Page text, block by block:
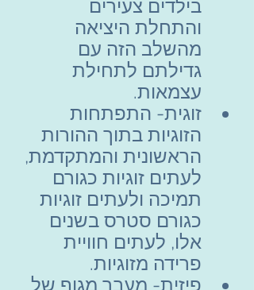
בילדים צעירים
והתחלת היציאה
מהשלב הזה עם
גדילתם לתחילת
עצמאות.
זוגית- התפתחות
הזוגיות בתוך ההורות
הראשונית והמתקדמת,
לעתים זוגיות כגורם
תמיכה ולעתים זוגיות
כגורם סטרס בשנים
אלו, לעתים חוויית
פרידה מזוגיות.
פיזית- מעבר מגוף של